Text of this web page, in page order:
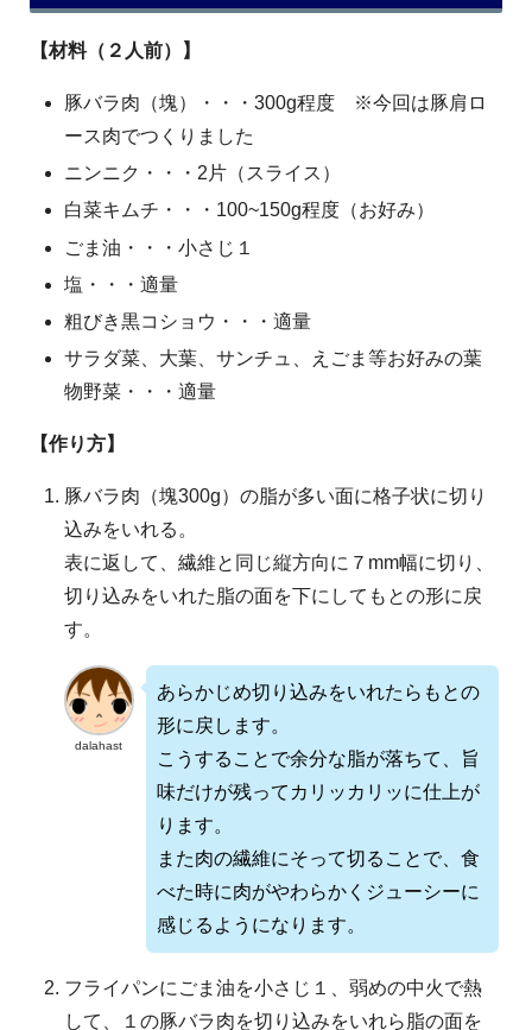
【材料（２人前）】
豚バラ肉（塊）・・・300g程度 ※今回は豚肩ロ
ース肉でつくりました
ニンニク・・・2片（スライス）
白菜キムチ・・・100~150g程度（お好み）
ごま油・・・小さじ１
塩・・・適量
粗びき黒コショウ・・・適量
サラダ菜、大葉、サンチュ、えごま等お好みの葉
物野菜・・・適量
【作り方】
豚バラ肉（塊300g）の脂が多い面に格子状に切り
込みをいれる。
表に返して、繊維と同じ縦方向に７mm幅に切り、
切り込みをいれた脂の面を下にしてもとの形に戻
す。
dalahast
あらかじめ切り込みをいれたらもとの
形に戻します。
こうすることで余分な脂が落ちて、旨
味だけが残ってカリッカリッに仕上が
ります。
また肉の繊維にそって切ることで、食
べた時に肉がやわらかくジューシーに
感じるようになります。
フライパンにごま油を小さじ１、弱めの中火で熱
して、１の豚バラ肉を切り込みをいれら脂の面を